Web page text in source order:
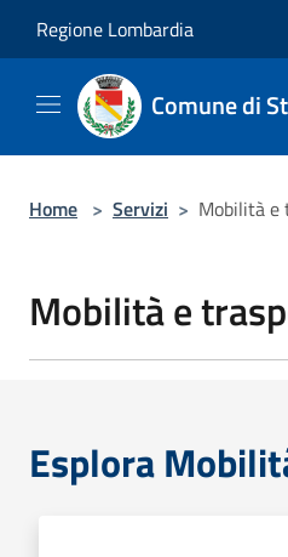
Regione Lombardia
Comune di
Home > Servizi > Mobilità e
Mobilità e
Esplora